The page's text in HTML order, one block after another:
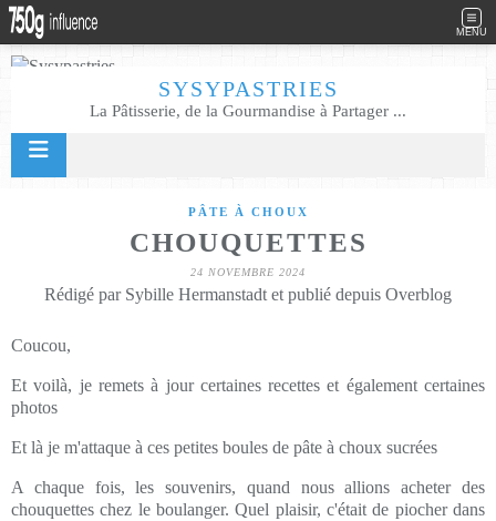
MENU
SYSYPASTRIES
La Pâtisserie, de la Gourmandise à Partager ...
PÂTE À CHOUX
CHOUQUETTES
24 NOVEMBRE 2024
Rédigé par Sybille Hermanstadt et publié depuis Overblog
Coucou,
Et voilà, je remets à jour certaines recettes et également certaines
photos
Et là je m'attaque à ces petites boules de pâte à choux sucrées
A chaque fois, les souvenirs, quand nous allions acheter des
chouquettes chez le boulanger. Quel plaisir, c'était de piocher dans